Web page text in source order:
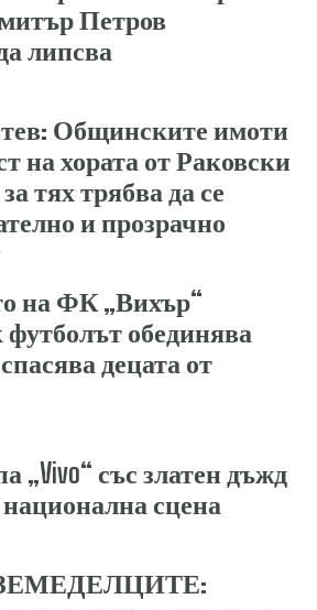
Петров
липсва
Общинските имоти
на хората от Раковски
тях трябва да се
и прозрачно
на ФК „Вихър“
обединява
децата от
„Vivo“ със златен дъжд
сцена